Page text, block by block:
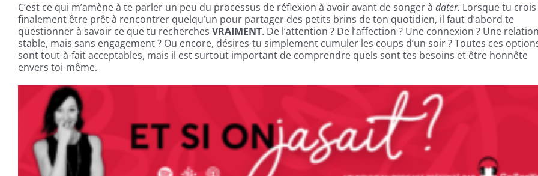
C’est ce qui m’amène à te parler un peu du processus de réflexion à avoir avant de songer à dater. Lorsque tu crois
finalement être prêt à rencontrer quelqu’un pour partager des petits brins de ton quotidien, il faut d’abord te
questionner à savoir ce que tu recherches VRAIMENT. De l’attention ? De l’affection ? Une connexion ? Une
stable, mais sans engagement ? Ou encore, désires-tu simplement cumuler les coups d’un soir ? Toutes ces
sont tout-à-fait acceptables, mais il est surtout important de comprendre quels sont tes besoins et être honnête
envers toi-même.